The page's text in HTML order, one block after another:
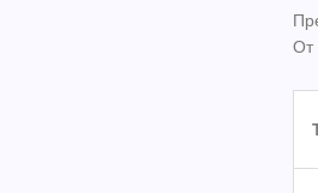
От